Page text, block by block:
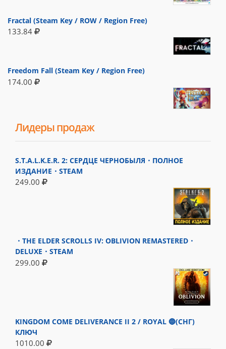
Fractal (Steam Key / ROW / Region Free)
133.84
Freedom Fall (Steam Key / Region Free)
174.00
Лидеры продаж
S.T.A.L.K.E.R. 2: СЕРДЦЕ ЧЕРНОБЫЛЯ・ПОЛНОЕ
ИЗДАНИЕ・STEAM
249.00
・THE ELDER SCROLLS IV: OBLIVION REMASTERED・
DELUXE・STEAM
299.00
KINGDOM COME DELIVERANCE II 2 / ROYAL 🔵(СНГ)
КЛЮЧ
1010.00